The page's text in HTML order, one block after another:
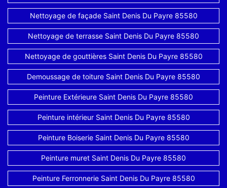
Nettoyage de façade Saint Denis Du Payre 85580
Nettoyage de terrasse Saint Denis Du Payre 85580
Nettoyage de gouttières Saint Denis Du Payre 85580
Demoussage de toiture Saint Denis Du Payre 85580
Peinture Extérieure Saint Denis Du Payre 85580
Peinture intérieur Saint Denis Du Payre 85580
Peinture Boiserie Saint Denis Du Payre 85580
Peinture muret Saint Denis Du Payre 85580
Peinture Ferronnerie Saint Denis Du Payre 85580